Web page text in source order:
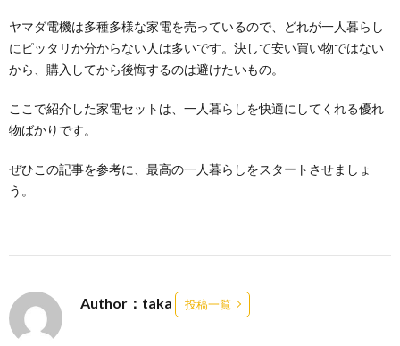
ヤマダ電機は多種多様な家電を売っているので、どれが一人暮らし
にピッタリか分からない人は多いです。決して安い買い物ではない
から、購入してから後悔するのは避けたいもの。
ここで紹介した家電セットは、一人暮らしを快適にしてくれる優れ
物ばかりです。
ぜひこの記事を参考に、最高の一人暮らしをスタートさせましょ
う。
Author：taka 投稿一覧